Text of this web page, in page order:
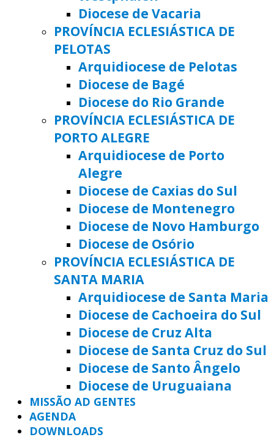
Diocese de Vacaria
PROVÍNCIA ECLESIÁSTICA DE
PELOTAS
Arquidiocese de Pelotas
Diocese de Bagé
Diocese do Rio Grande
PROVÍNCIA ECLESIÁSTICA DE
PORTO ALEGRE
Arquidiocese de Porto
Alegre
Diocese de Caxias do Sul
Diocese de Montenegro
Diocese de Novo Hamburgo
Diocese de Osório
PROVÍNCIA ECLESIÁSTICA DE
SANTA MARIA
Arquidiocese de Santa Maria
Diocese de Cachoeira do Sul
Diocese de Cruz Alta
Diocese de Santa Cruz do Sul
Diocese de Santo Ângelo
Diocese de Uruguaiana
MISSÃO AD GENTES
AGENDA
DOWNLOADS